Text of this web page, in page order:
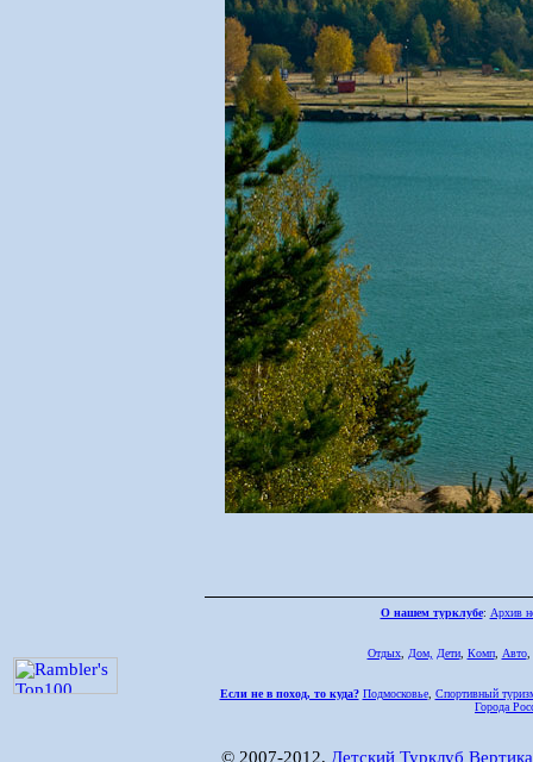
О нашем турклубе: Архив
Отдых, Дом, Дети, Комп, Авто,
Если не в поход, то куда? Подмосковье, Спортивный
Города
© 2007-2012, Детский Турклуб